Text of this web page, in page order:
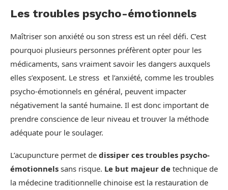
Les troubles psycho-émotionnels
Maîtriser son anxiété ou son stress est un réel défi. C’est
pourquoi plusieurs personnes préfèrent opter pour les
médicaments, sans vraiment savoir les dangers auxquels
elles s’exposent. Le stress et l’anxiété, comme les troubles
psycho-émotionnels en général, peuvent impacter
négativement la santé humaine. Il est donc important de
prendre conscience de leur niveau et trouver la méthode
adéquate pour le soulager.
L’acupuncture permet de dissiper ces troubles psycho-
émotionnels sans risque. Le but majeur de technique de
la médecine traditionnelle chinoise est la restauration de